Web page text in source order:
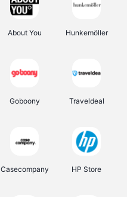
About You Hunkemöller
Goboony Traveldeal
Casecompany HP Store